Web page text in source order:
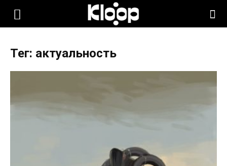
KLOOP.KG
Новости
Тег: актуальность